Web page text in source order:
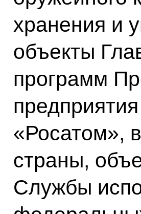
хранения и
объекты
программ
«Росатом»,
страны,
Службы